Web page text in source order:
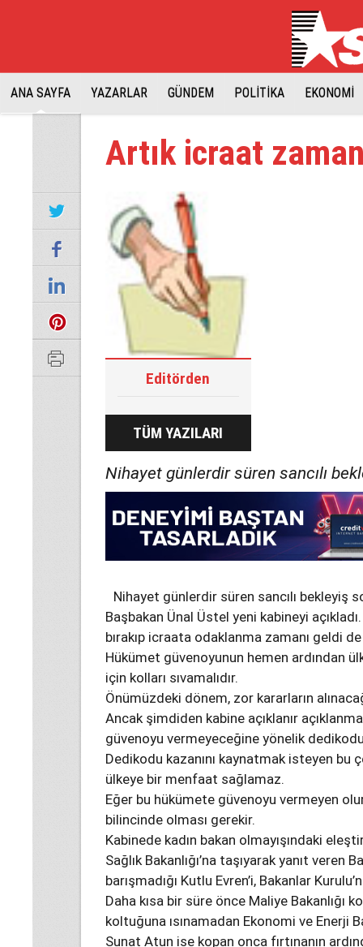
ANA SAYFA YAZARLAR GÜNDEM POLİTİKA EKONOMİ
Artık icraat
Editörden
TÜM YAZILARI
Nihayet günlerdir süren sancılı
Nihayet günlerdir süren sancılı bekleyiş
Başbakan Ünal Üstel yeni kabineyi
bırakıp icraata odaklanma zamanı geldi
Hükümet güvenoyunun hemen ardından
için kolları sıvamalıdır.
Önümüzdeki dönem, zor kararların
Ancak şimdiden kabine açıklanır
güvenoyu vermeyeceğine yönelik
Dedikodu kazanını kaynatmak isteyen bu
ülkeye bir menfaat sağlamaz.
Eğer bu hükümete güvenoyu vermeyen
bilincinde olması gerekir.
Kabinede kadın bakan olmayışındaki
Sağlık Bakanlığı’na taşıyarak yanıt veren
barışmadığı Kutlu Evren’i, Bakanlar
Daha kısa bir süre önce Maliye
koltuğuna ısınamadan Ekonomi ve Enerji
Sunat Atun ise kopan onca fırtınanın